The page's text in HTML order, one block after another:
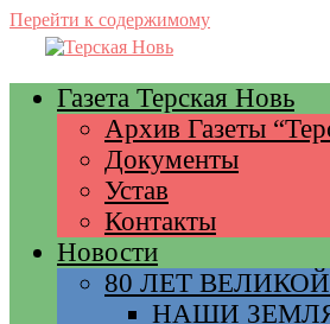
Перейти к содержимому
Газета Терская Новь
Архив Газеты
Документы
Устав
Контакты
Новости
80 ЛЕТ
НАШИ